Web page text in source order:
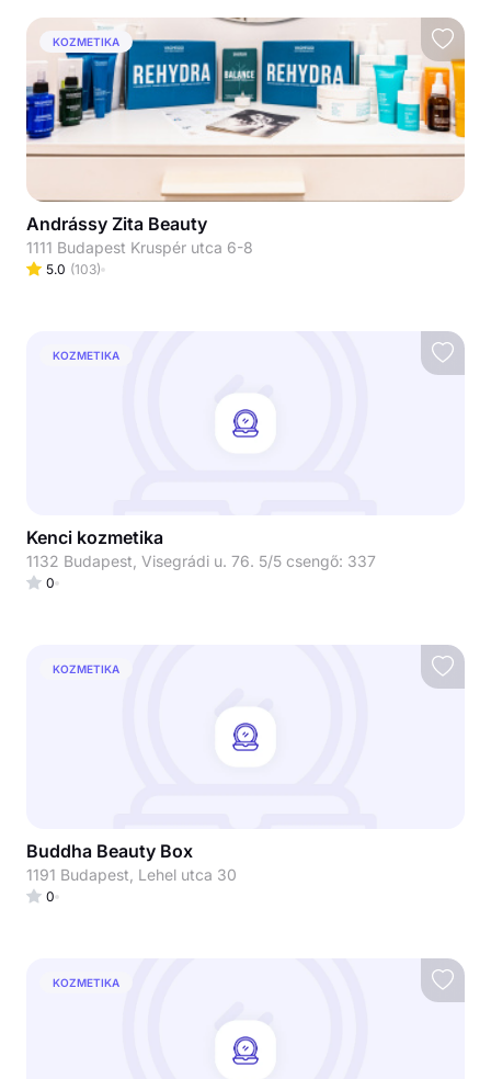
KOZMETIKA
Andrássy Zita Beauty
1111 Budapest Kruspér utca 6-8
5.0 (103)
KOZMETIKA
Kenci kozmetika
1132 Budapest, Visegrádi u. 76. 5/5 csengő: 337
0
KOZMETIKA
Buddha Beauty Box
1191 Budapest, Lehel utca 30
0
KOZMETIKA